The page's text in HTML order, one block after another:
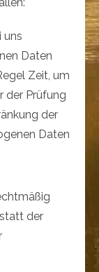
uns
Daten
Zeit, um
der Prüfung
der
Daten
der